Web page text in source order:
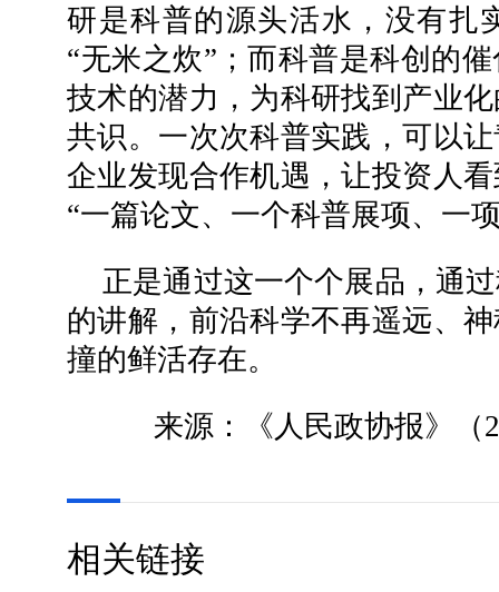
研是科普的源头活水，没有扎
“无米之炊”；而科普是科创的
技术的潜力，为科研找到产业
共识。一次次科普实践，可以
企业发现合作机遇，让投资人
“一篇论文、一个科普展项、一
正是通过这一个个展品，通
的讲解，前沿科学不再遥远、
撞的鲜活存在。
来源：《人民政协报》（
相关链接